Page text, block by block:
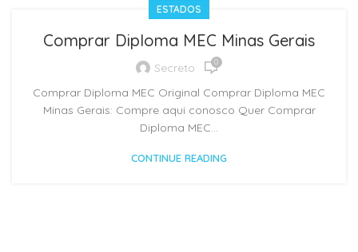
ESTADOS
Comprar Diploma MEC Minas Gerais
Secreto 0
Comprar Diploma MEC Original Comprar Diploma MEC
Minas Gerais: Compre aqui conosco Quer Comprar
Diploma MEC...
CONTINUE READING